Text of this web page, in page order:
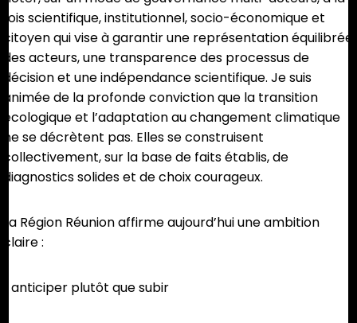
fois scientifique, institutionnel, socio-économique et
citoyen qui vise à garantir une représentation équilibrée
des acteurs, une transparence des processus de
décision et une indépendance scientifique. Je suis
animée de la profonde conviction que la transition
écologique et l’adaptation au changement climatique
ne se décrètent pas. Elles se construisent
collectivement, sur la base de faits établis, de
diagnostics solides et de choix courageux.
La Région Réunion affirme aujourd’hui une ambition
claire :
• anticiper plutôt que subir